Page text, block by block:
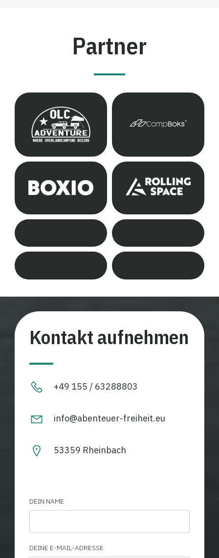
Partner
Kontakt aufnehmen
+49 155 / 63288803
info@abenteuer-freiheit.eu
53359 Rheinbach
DEIN NAME
DEINE E-MAIL-ADRESSE